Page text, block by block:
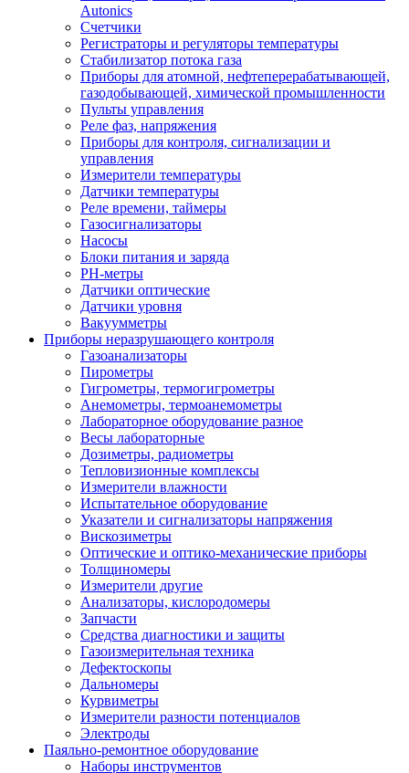
Autonics
Счетчики
Регистраторы и регуляторы температуры
Стабилизатор потока газа
Приборы для атомной, нефтеперерабатывающей,
газодобывающей, химической промышленности
Пульты управления
Реле фаз, напряжения
Приборы для контроля, сигнализации и
управления
Измерители температуры
Датчики температуры
Реле времени, таймеры
Газосигнализаторы
Насосы
Блоки питания и заряда
PH-метры
Датчики оптические
Датчики уровня
Вакуумметры
Приборы неразрушающего контроля
Газоанализаторы
Пирометры
Гигрометры, термогигрометры
Анемометры, термоанемометры
Лабораторное оборудование разное
Весы лабораторные
Дозиметры, радиометры
Тепловизионные комплексы
Измерители влажности
Испытательное оборудование
Указатели и сигнализаторы напряжения
Вискозиметры
Оптические и оптико-механические приборы
Толщиномеры
Измерители другие
Анализаторы, кислородомеры
Запчасти
Средства диагностики и защиты
Газоизмерительная техника
Дефектоскопы
Дальномеры
Курвиметры
Измерители разности потенциалов
Электроды
Паяльно-ремонтное оборудование
Наборы инструментов